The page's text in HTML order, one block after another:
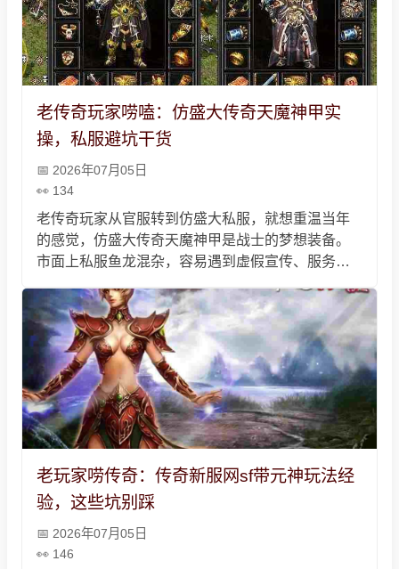
老传奇玩家唠嗑：仿盛大传奇天魔神甲实
操，私服避坑干货
2026年07月05日
134
老传奇玩家从官服转到仿盛大私服，就想重温当年
的感觉，仿盛大传奇天魔神甲是战士的梦想装备。
市面上私服鱼龙混杂，容易遇到虚假宣传、服务器
定有固定玩家，天魔神甲靠蹲暗之牛魔王获得，不
用盲目氪金，玩的就是当年的热血和情怀。
老玩家唠传奇：传奇新服网sf带元神玩法经
验，这些坑别踩
2026年07月05日
146